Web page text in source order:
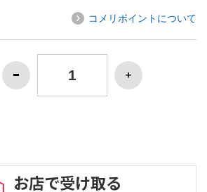
コメリポイントについて
お店で受け取る